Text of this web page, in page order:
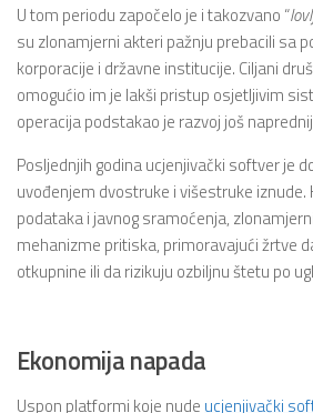
U tom periodu započelo je i takozvano “
su zlonamjerni akteri pažnju prebacili sa
korporacije i državne institucije. Ciljani
omogućio im je lakši pristup osjetljivim
operacija podstakao je razvoj još
Posljednjih godina ucjenjivački softver je
uvođenjem dvostruke i višestruke
podataka i javnog sramoćenja,
mehanizme pritiska, primoravajući žrtve
otkupnine ili da rizikuju ozbiljnu štetu po
Ekonomija napada
Uspon platformi koje nude ucjenjivački